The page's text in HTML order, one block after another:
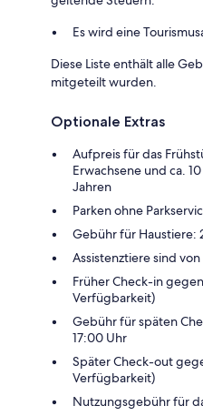
Es wird eine
Diese Liste enthält alle
mitgeteilt wurden.
Optionale Extras
Aufpreis für das
Erwachsene und ca.
Jahren
Parken ohne
Gebühr für Haustiere:
Assistenztiere sind
Früher Check-in
Verfügbarkeit)
Gebühr für späten
17:00 Uhr
Später Check-out
Verfügbarkeit)
Nutzungsgebühr für